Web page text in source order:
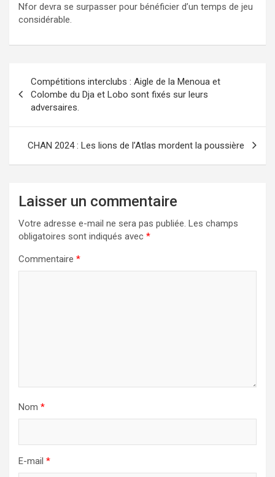
Nfor devra se surpasser pour bénéficier d’un temps de jeu
considérable.
de
l’article
Compétitions interclubs : Aigle de la Menoua et
Colombe du Dja et Lobo sont fixés sur leurs
adversaires.
CHAN 2024 : Les lions de l’Atlas mordent la poussière
Laisser un commentaire
Votre adresse e-mail ne sera pas publiée. Les champs
obligatoires sont indiqués avec *
Commentaire *
Nom *
E-mail *